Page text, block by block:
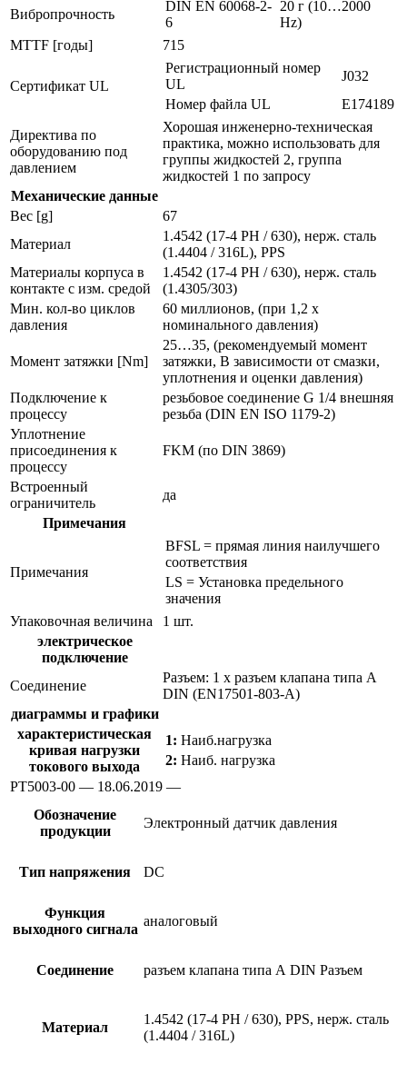
Вибропрочность
DIN EN 60068-2-
6
20 г (10…2000
Hz)
MTTF [годы]
715
Сертификат UL
Регистрационный номер
UL
J032
Номер файла UL
E174189
Директива по
оборудованию под
давлением
Хорошая инженерно-техническая
практика, можно использовать для
группы жидкостей 2, группа
жидкостей 1 по запросу
Механические данные
Вес [g]
67
Материал
1.4542 (17-4 PH / 630), нерж. сталь
(1.4404 / 316L), PPS
Материалы корпуса в
контакте с изм. средой
1.4542 (17-4 PH / 630), нерж. сталь
(1.4305/303)
Мин. кол-во циклов
давления
60 миллионов, (при 1,2 х
номинального давления)
Момент затяжки [Nm]
25…35, (рекомендуемый момент
затяжки, В зависимости от смазки,
уплотнения и оценки давления)
Подключение к
процессу
резьбовое соединение G 1/4 внешняя
резьба (DIN EN ISO 1179-2)
Уплотнение
присоединения к
процессу
FKM (по DIN 3869)
Встроенный
ограничитель
да
Примечания
Примечания
BFSL = прямая линия наилучшего
соответствия
LS = Установка предельного
значения
Упаковочная величина
1 шт.
электрическое
подключение
Соединение
Разъем: 1 x разъем клапана типа А
DIN (EN17501-803-A)
диаграммы и графики
характеристическая
кривая нагрузки
токового выхода
1: Наиб.нагрузка
2: Наиб. нагрузка
PT5003-00 — 18.06.2019 —
Обозначение
продукции
Электронный датчик давления
Тип напряжения DC
Функция
выходного сигнала
аналоговый
Соединение разъем клапана типа А DIN Разъем
Материал
1.4542 (17-4 PH / 630), PPS, нерж. сталь
(1.4404 / 316L)